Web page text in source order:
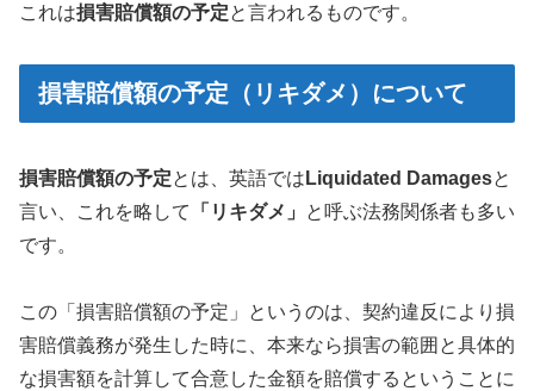
これは損害賠償額の予定と言われるものです。
損害賠償額の予定（リキダメ）について
損害賠償額の予定とは、英語では Liquidated Damagesと
言い、これを略して
「リキダメ」
と呼ぶ法務関係者も多い
です。
この「損害賠償額の予定」というのは、契約違反により損
害賠償義務が発生した時に、本来なら損害の範囲と具体的
な損害額を計算して合意した金額を賠償するということに